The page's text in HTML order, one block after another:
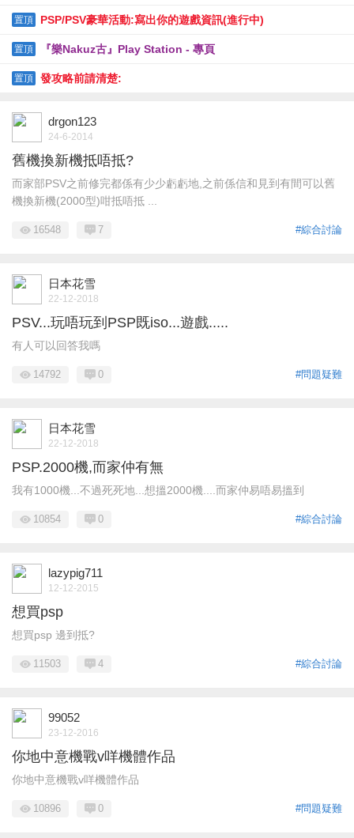
置頂 PSP/PSV豪華活動:寫出你的遊戲資訊(進行中)
置頂 『樂Nakuz古』Play Station - 專頁
置頂 發攻略前請清楚:
drgon123
24-6-2014
舊機換新機抵唔抵?
而家部PSV之前修完都係有少少虧虧地,之前係信和見到有間可以舊
機換新機(2000型)咁抵唔抵 ...
#綜合討論
16548 7
日本花雪
22-12-2018
PSV...玩唔玩到PSP既iso...遊戲.....
有人可以回答我嗎
#問題疑難
14792 0
日本花雪
22-12-2018
PSP.2000機,而家仲有無
我有1000機...不過死死地...想搵2000機....而家仲易唔易搵到
#綜合討論
10854 0
lazypig711
12-12-2015
想買psp
想買psp 邊到抵?
#綜合討論
11503 4
99052
23-12-2016
你地中意機戰v咩機體作品
你地中意機戰v咩機體作品
#問題疑難
10896 0